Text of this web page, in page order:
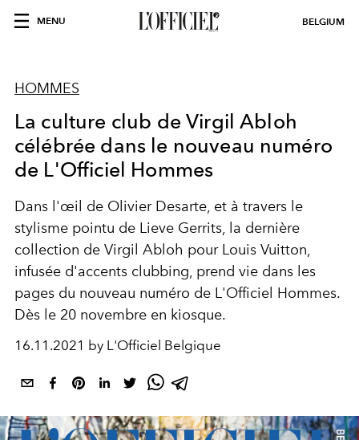
MENU BELGIUM
HOMMES
La culture club de Virgil Abloh
célébrée dans le nouveau numéro
de L'Officiel Hommes
Dans l'œil de Olivier Desarte, et à travers le
stylisme pointu de Lieve Gerrits, la dernière
collection de Virgil Abloh pour Louis Vuitton,
infusée d'accents clubbing, prend vie dans les
pages du nouveau numéro de L'Officiel Hommes.
Dès le 20 novembre en kiosque.
16.11.2021 by L'Officiel Belgique